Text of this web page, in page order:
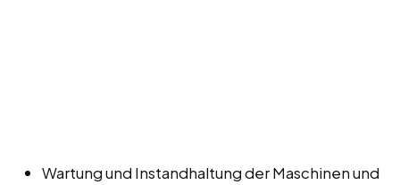
Wartung und Instandhaltung der Maschinen und